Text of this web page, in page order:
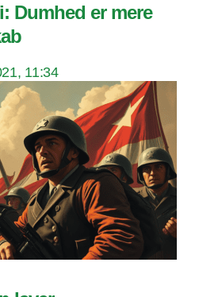
Dumhed er mere
11:34